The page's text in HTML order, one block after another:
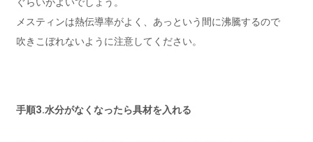
メスティンは熱伝導率がよく、あっという間に沸騰するので
吹きこぼれないように注意してください。
手順3.水分がなくなったら具材を入れる